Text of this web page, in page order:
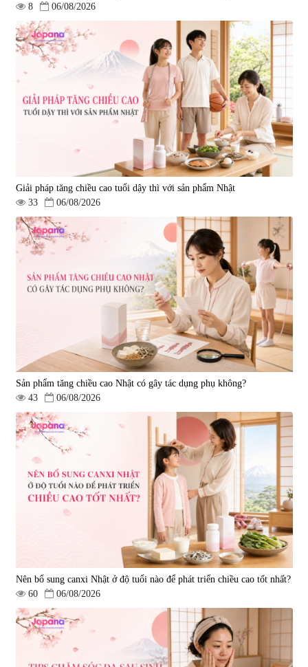
Viên uống phòng ngừa đột quỵ,
tai biến Nattokinase Nano
Premium 120 viên 149.877
2.290.000 đ
8
06/08/2026
Giải pháp tăng chiều cao tuổi dậy thì với sản phẩm Nhật
33
06/08/2026
Sản phẩm tăng chiều cao Nhật có gây tác dụng phụ không?
43
06/08/2026
Nên bổ sung canxi Nhật ở độ tuổi nào để phát triển chiều cao tốt nhất?
60
06/08/2026